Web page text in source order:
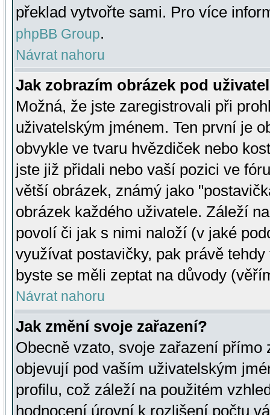
překlad vytvořte sami. Pro více
phpBB Group.
Návrat nahoru
Jak zobrazím obrázek pod
Možná, že jste zaregistrovali při
uživatelským jménem. Ten první je
obvykle ve tvaru hvězdiček nebo
jste již přidali nebo vaší pozici ve
větší obrázek, známý jako
obrázek každého uživatele. Záleží
povolí či jak s nimi naloží (v jaké
využívat postavičky, pak právě
byste se měli zeptat na důvody
Návrat nahoru
Jak změní svoje zařazení?
Obecně vzato, svoje zařazení přímo
objevují pod vaším uživatelským
profilu, což záleží na použitém
hodnocení úrovní k rozlišení počtu